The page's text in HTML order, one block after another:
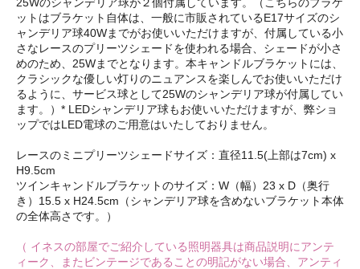
ットはブラケット自体は、一般に市販されているE17サイズのシ
ャンデリア球40Wまでがお使いいただけますが、付属している小
さなレースのプリーツシェードを使われる場合、シェードが小さ
めのため、25Wまでとなります。本キャンドルブラケットには、
クラシックな優しい灯りのニュアンスを楽しんでお使いいただけ
るように、サービス球として25Wのシャンデリア球が付属してい
ます。）* LEDシャンデリア球もお使いいただけますが、弊ショ
ップではLED電球のご用意はいたしておりません。
レースのミニプリーツシェードサイズ：直径11.5(上部は7cm) x
H9.5cm
ツインキャンドルブラケットのサイズ：W（幅）23 x D（奥行
き）15.5 x H24.5cm（シャンデリア球を含めないブラケット本体
の全体高さです。）
（ イネスの部屋でご紹介している照明器具は商品説明にアンテ
ィーク、またビンテージであることの明記がない場合、アンティ